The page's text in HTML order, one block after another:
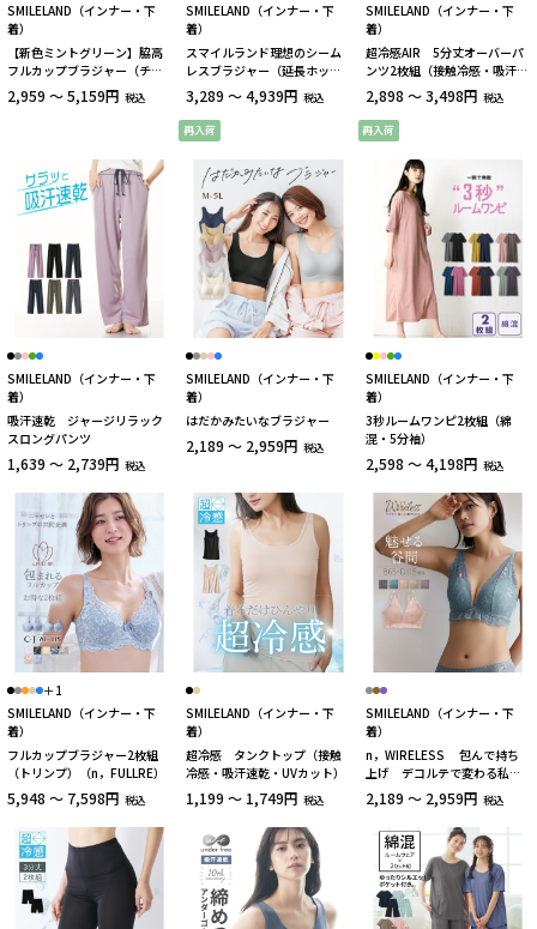
SMILELAND（インナー・下
着）
【新色ミントグリーン】脇高
フルカップブラジャー（チュ
ーリップ柄）（日本製レー
ス）（トリンプ）（n，
2,959 ～ 5,159円 税込
SMILELAND（インナー・下
着）
スマイルランド理想のシーム
レスブラジャー（延長ホック
付）
3,289 ～ 4,939円 税込
再入荷
SMILELAND（インナー・下
着）
超冷感AIR 5分丈オーバーパ
ンツ2枚組（接触冷感・吸汗速
乾・UVカット）
2,898 ～ 3,498円 税込
再入荷
SMILELAND（インナー・下
着）
吸汗速乾 ジャージリラック
スロングパンツ
1,639 ～ 2,739円 税込
SMILELAND（インナー・下
着）
はだかみたいなブラジャー
2,189 ～ 2,959円 税込
SMILELAND（インナー・下
着）
3秒ルームワンピ2枚組（綿
混・5分袖）
2,598 ～ 4,198円 税込
＋1
SMILELAND（インナー・下
着）
フルカップブラジャー2枚組
（トリンプ）（n，FULLRE）
5,948 ～ 7,598円 税込
SMILELAND（インナー・下
着）
超冷感 タンクトップ（接触
冷感・吸汗速乾・UVカット）
1,199 ～ 1,749円 税込
SMILELAND（インナー・下
着）
n，WIRELESS 包んで持ち
上げ デコルテで変わる私の
ノンワイヤーブラジャー
2,189 ～ 2,959円 税込